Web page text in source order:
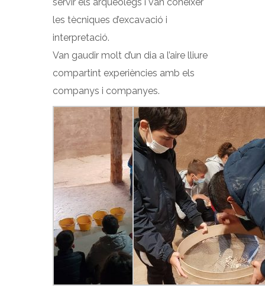
les tècniques d’excavació i
interpretació.
Van gaudir molt d’un dia a l’aire lliure
compartint experiències amb els
companys i companyes.